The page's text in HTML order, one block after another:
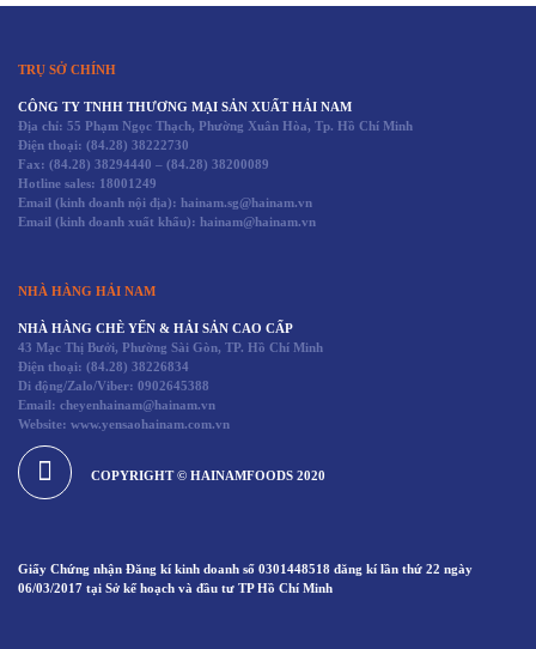
TRỤ SỞ CHÍNH
CÔNG TY TNHH THƯƠNG MẠI SẢN XUẤT HẢI NAM
Địa chỉ: 55 Phạm Ngọc Thạch, Phường Xuân Hòa, Tp. Hồ Chí Minh
Điện thoại: (84.28) 38222730
Fax: (84.28) 38294440 – (84.28) 38200089
Hotline sales: 18001249
Email (kinh doanh nội địa): hainam.sg@hainam.vn
Email (kinh doanh xuất khẩu): hainam@hainam.vn
NHÀ HÀNG HẢI NAM
NHÀ HÀNG CHÈ YẾN & HẢI SẢN CAO CẤP
43 Mạc Thị Bưởi, Phường Sài Gòn, TP. Hồ Chí Minh
Điện thoại: (84.28) 38226834
Di động/Zalo/Viber: 0902645388
Email: cheyenhainam@hainam.vn
Website: www.yensaohainam.com.vn
COPYRIGHT © HAINAMFOODS 2020
Giấy Chứng nhận Đăng kí kinh doanh số 0301448518 đăng kí lần thứ 22 ngày
06/03/2017 tại Sở kế hoạch và đầu tư TP Hồ Chí Minh